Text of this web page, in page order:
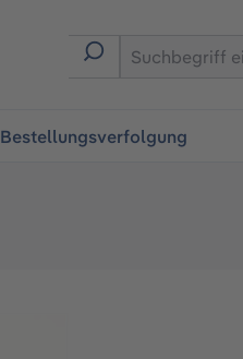
Bestellungsverfolgung